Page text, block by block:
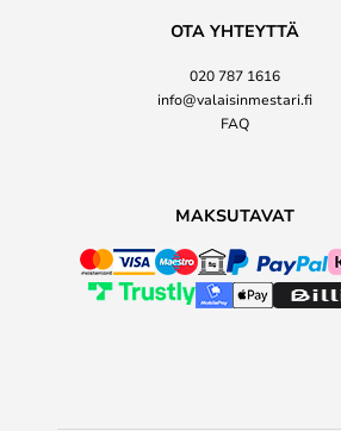
OTA YHTEYTTÄ
020 787 1616
info@valaisinmestari.fi
FAQ
MAKSUTAVAT